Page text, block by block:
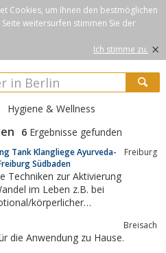
Cookies, um Ihnen den bestmöglichen
weitersurfen stimmen Sie der
Ich stimme zu. ×
Hygiene & Wellness
6 Ergebnisse gefunden
Tank Klangliege Ayurveda-
Südbaden
Freiburg
Techniken zur Aktivierung
im Leben z.B. bei
körperlicher
Breisach
die Anwendung zu Hause.